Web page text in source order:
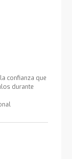
confianza que
durante